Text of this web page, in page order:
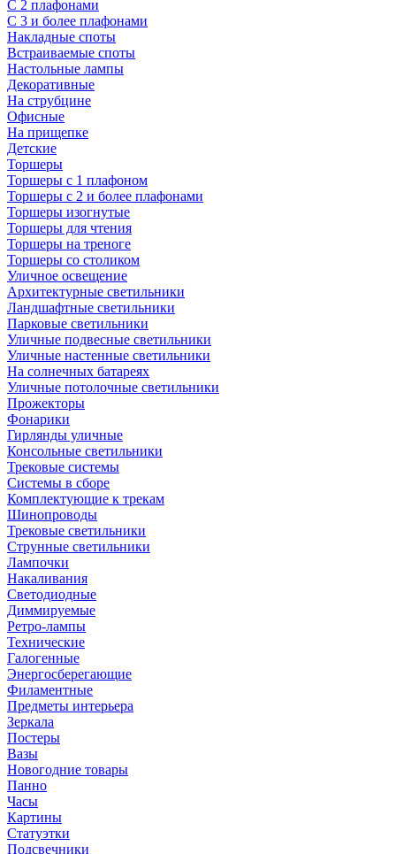
С 2 плафонами
С 3 и более плафонами
Накладные споты
Встраиваемые споты
Настольные лампы
Декоративные
На струбцине
Офисные
На прищепке
Детские
Торшеры
Торшеры с 1 плафоном
Торшеры с 2 и более плафонами
Торшеры изогнутые
Торшеры для чтения
Торшеры на треноге
Торшеры со столиком
Уличное освещение
Архитектурные светильники
Ландшафтные светильники
Парковые светильники
Уличные подвесные светильники
Уличные настенные светильники
На солнечных батареях
Уличные потолочные светильники
Прожекторы
Фонарики
Гирлянды уличные
Консольные светильники
Трековые системы
Системы в сборе
Комплектующие к трекам
Шинопроводы
Трековые светильники
Струнные светильники
Лампочки
Накаливания
Светодиодные
Диммируемые
Ретро-лампы
Технические
Галогенные
Энергосберегающие
Филаментные
Предметы интерьера
Зеркала
Постеры
Вазы
Новогодние товары
Панно
Часы
Картины
Статуэтки
Подсвечники